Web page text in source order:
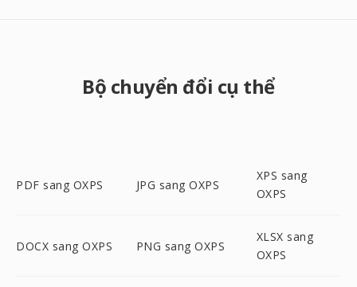
Bộ chuyển đổi cụ thể
PDF sang OXPS JPG sang OXPS
XPS sang
OXPS
DOCX sang OXPS PNG sang OXPS
XLSX sang
OXPS